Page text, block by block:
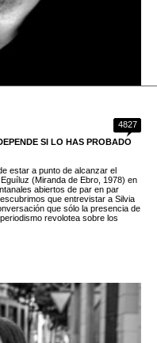
4827
SI LO HAS PROBADO
estar a punto de alcanzar el
(Miranda de Ebro, 1978) en
abiertos de par en par
que entrevistar a Silvia
que sólo la presencia de
revolotea sobre los